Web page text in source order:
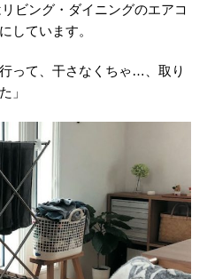
ビング・ダイニングのエアコ
しています。
って、干さなくちゃ…、取り
」